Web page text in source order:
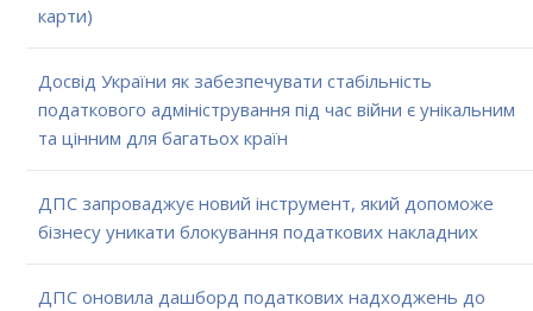
карти)
Досвід України як забезпечувати стабільність
податкового адміністрування під час війни є унікальним
та цінним для багатьох країн
ДПС запроваджує новий інструмент, який допоможе
бізнесу уникати блокування податкових накладних
ДПС оновила дашборд податкових надходжень до